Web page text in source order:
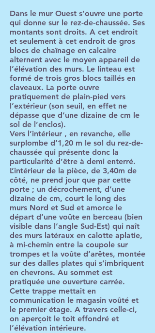
Dans le mur Ouest s’ouvre une porte
qui donne sur le rez-de-chaussée. Ses
montants sont droits. A cet endroit
et seulement à cet endroit de gros
blocs de chaînage en calcaire
alternent avec le moyen appareil de
l’élévation des murs. Le linteau est
formé de trois gros blocs taillés en
claveaux. La porte ouvre
pratiquement de plain-pied vers
l’extérieur (son seuil, en effet ne
dépasse que d’une dizaine de cm le
sol de l’enclos).
Vers l’intérieur , en revanche, elle
surplombe d’1,20 m le sol du rez-de-
chaussée qui présente donc la
particularité d’être à demi enterré.
L’intérieur de la pièce, de 3,40m de
côté, ne prend jour que par cette
porte ; un décrochement, d’une
dizaine de cm, court le long des
murs Nord et Sud et amorce le
départ d’une voûte en berceau (bien
visible dans l’angle Sud-Est) qui naît
des murs latéraux en calotte aplatie,
à mi-chemin entre la coupole sur
trompes et la voûte d’arêtes, montée
sur des dalles plates qui s’imbriquent
en chevrons. Au sommet est
pratiquée une ouverture carrée.
Cette trappe mettait en
communication le magasin voûté et
le premier étage. A travers celle-ci,
on aperçoit le toit effondré et
l’élévation intérieure.